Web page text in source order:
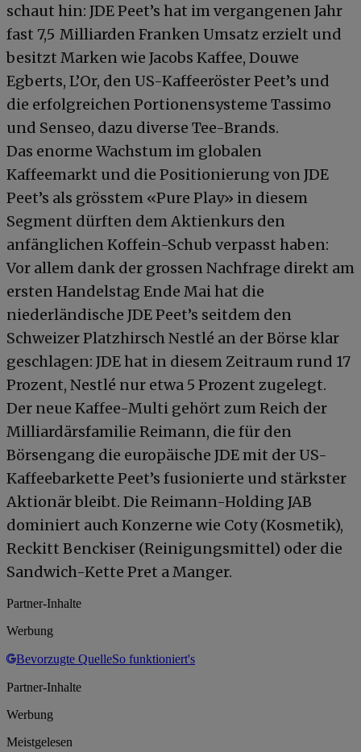
schaut hin: JDE Peet’s hat im vergangenen Jahr
fast 7,5 Milliarden Franken Umsatz erzielt und
besitzt Marken wie Jacobs Kaffee, Douwe
Egberts, L’Or, den US-Kaffeeröster Peet’s und
die erfolgreichen Portionensysteme Tassimo
und Senseo, dazu diverse Tee-Brands.
Das enorme Wachstum im globalen
Kaffeemarkt und die Positionierung von JDE
Peet’s als grösstem «Pure Play» in diesem
Segment dürften dem Aktienkurs den
anfänglichen Koffein-Schub verpasst haben:
Vor allem dank der grossen Nachfrage direkt am
ersten Handelstag Ende Mai hat die
niederländische JDE Peet’s seitdem den
Schweizer Platzhirsch Nestlé an der Börse klar
geschlagen: JDE hat in diesem Zeitraum rund 17
Prozent, Nestlé nur etwa 5 Prozent zugelegt.
Der neue Kaffee-Multi gehört zum Reich der
Milliardärsfamilie Reimann, die für den
Börsengang die europäische JDE mit der US-
Kaffeebarkette Peet’s fusionierte und stärkster
Aktionär bleibt. Die Reimann-Holding JAB
dominiert auch Konzerne wie Coty (Kosmetik),
Reckitt Benckiser (Reinigungsmittel) oder die
Sandwich-Kette Pret a Manger.
Partner-Inhalte
Werbung
Bevorzugte QuelleSo funktioniert's
Partner-Inhalte
Werbung
Meistgelesen